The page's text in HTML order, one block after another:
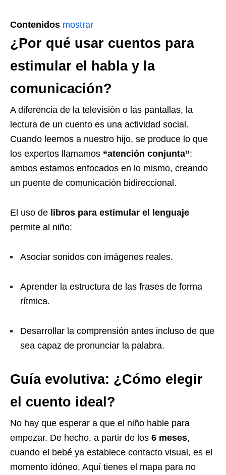
Contenidos mostrar
¿Por qué usar cuentos para
estimular el habla y la
comunicación?
A diferencia de la televisión o las pantallas, la
lectura de un cuento es una actividad social.
Cuando leemos a nuestro hijo, se produce lo que
los expertos llamamos “atención conjunta”:
ambos estamos enfocados en lo mismo, creando
un puente de comunicación bidireccional.
El uso de libros para estimular el lenguaje
permite al niño:
Asociar sonidos con imágenes reales.
Aprender la estructura de las frases de forma
rítmica.
Desarrollar la comprensión antes incluso de que
sea capaz de pronunciar la palabra.
Guía evolutiva: ¿Cómo elegir
el cuento ideal?
No hay que esperar a que el niño hable para
empezar. De hecho, a partir de los 6 meses,
cuando el bebé ya establece contacto visual, es el
momento idóneo. Aquí tienes el mapa para no